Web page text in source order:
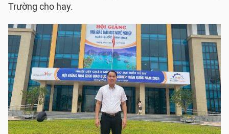
Trường cho hay.